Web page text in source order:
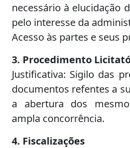
necessário à elucidação
pelo interesse da
Acesso às partes e seus
3. Procedimento
Justificativa: Sigilo das
documentos refentes a
a abertura dos
ampla concorrência.
4. Fiscalizações